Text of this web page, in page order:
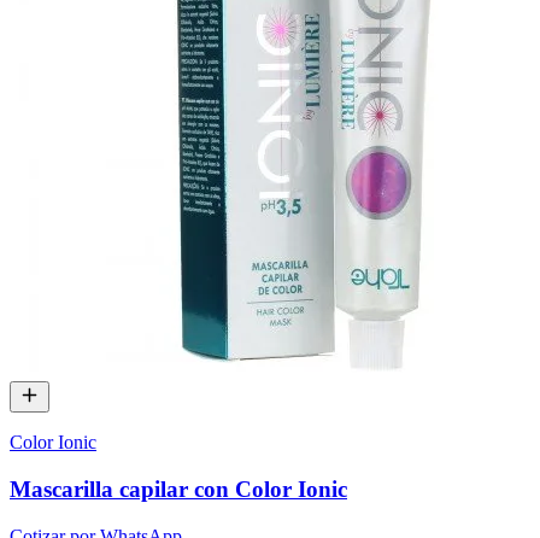
Color Ionic
Mascarilla capilar con Color Ionic